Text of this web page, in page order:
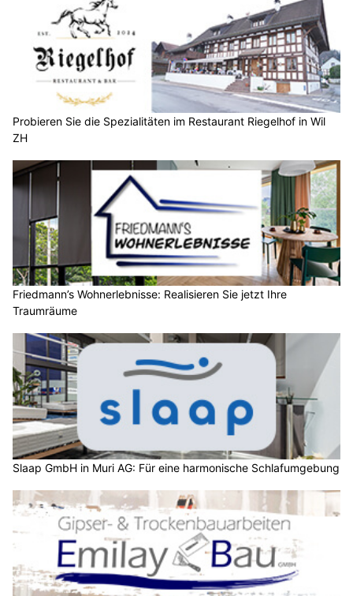
Probieren Sie die Spezialitäten im Restaurant Riegelhof in Wil
ZH
Friedmann’s Wohnerlebnisse: Realisieren Sie jetzt Ihre
Traumräume
Slaap GmbH in Muri AG: Für eine harmonische Schlafumgebung